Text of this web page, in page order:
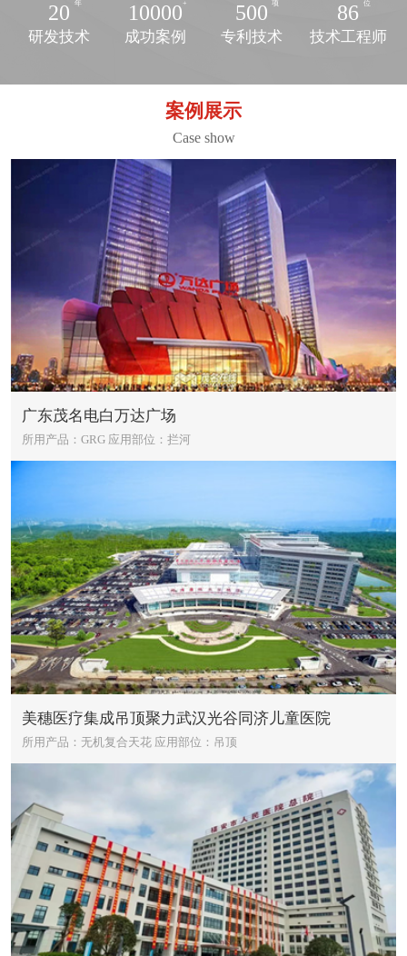
20
研发技术
10000
成功案例
500
专利技术
86
技术工程师
案例展示
Case show
广东茂名电白万达广场
所用产品：GRG 应用部位：拦河
美穗医疗集成吊顶聚力武汉光谷同济儿童医院
所用产品：无机复合天花 应用部位：吊顶